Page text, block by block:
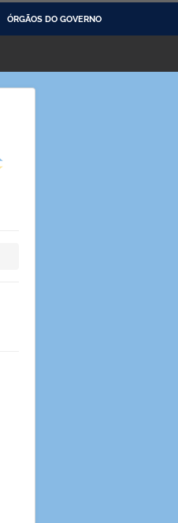
ÓRGÃOS DO GOVERNO